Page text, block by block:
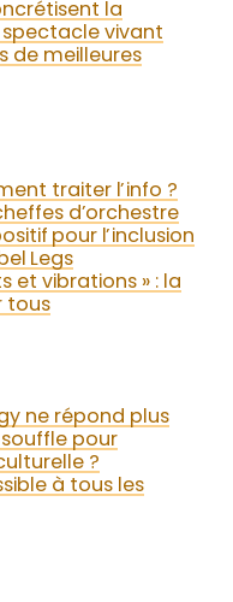
la
vivant
de meilleures
traiter l’info ?
d’orchestre
pour l’inclusion
Legs
et vibrations » : la
tous
ne répond plus
souffle pour
?
à tous les